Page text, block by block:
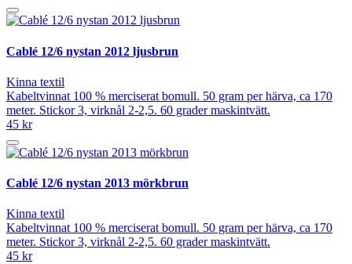
Cablé 12/6 nystan 2012 ljusbrun
Kinna textil
Kabeltvinnat 100 % merciserat bomull. 50 gram per härva, ca 170
meter. Stickor 3, virknål 2-2,5. 60 grader maskintvätt.
45 kr
Cablé 12/6 nystan 2013 mörkbrun
Kinna textil
Kabeltvinnat 100 % merciserat bomull. 50 gram per härva, ca 170
meter. Stickor 3, virknål 2-2,5. 60 grader maskintvätt.
45 kr